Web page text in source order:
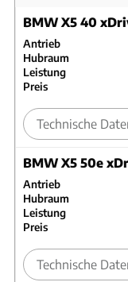
BMW X5 40
Antrieb
Hubraum
Leistung
Preis
Technische
BMW X5 50e
Antrieb
Hubraum
Leistung
Preis
Technische